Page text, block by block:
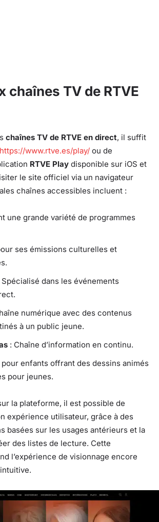
chaînes TV de RTVE
chaînes TV de RTVE en direct, il suffit
https://www.rtve.es/play/ ou de
RTVE Play disponible sur iOS et
le site officiel via un navigateur
chaînes accessibles incluent :
une grande variété de programmes
ses émissions culturelles et
Spécialisé dans les événements
numérique avec des contenus
à un public jeune.
: Chaîne d’information en continu.
pour enfants offrant des dessins animés
pour jeunes.
la plateforme, il est possible de
expérience utilisateur, grâce à des
basées sur les usages antérieurs et la
des listes de lecture. Cette
l’expérience de visionnage encore